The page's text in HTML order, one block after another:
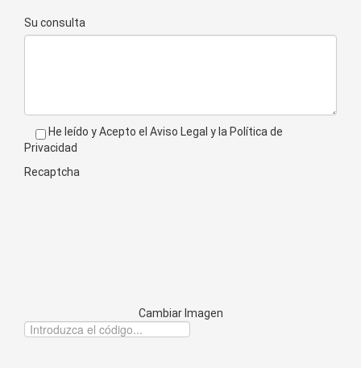
Su consulta
He leído y Acepto el Aviso Legal y la Política de
Privacidad
Recaptcha
Cambiar Imagen